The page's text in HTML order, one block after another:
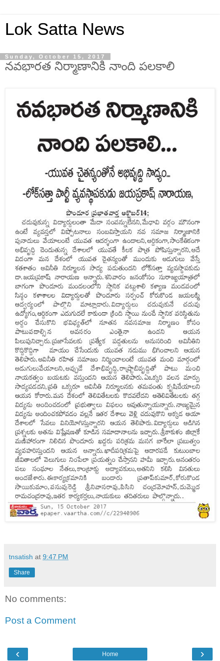
Lok Satta News
Sunday, October 15, 2017
నవభారత నిర్మాణానికి నాంది పలకాలి
tnsatish at 9:47 PM
Share
No comments:
Post a Comment
‹ ›
Home